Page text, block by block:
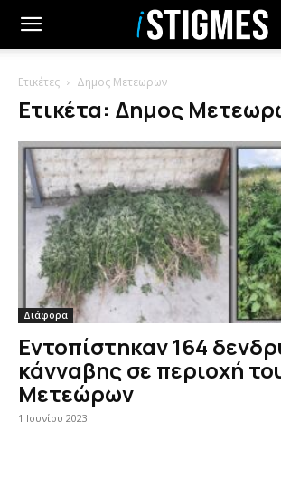
Ετικέτες Δημος Μετεωρων
Ετικέτα: Δημος
Διάφορα
Εντοπίστηκαν 164
κάνναβης σε περιοχή
Μετεώρων
1 Ιουνίου 2023